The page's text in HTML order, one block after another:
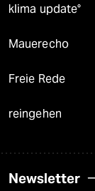
klima update°
Mauerecho
Freie Rede
reingehen
Newsletter